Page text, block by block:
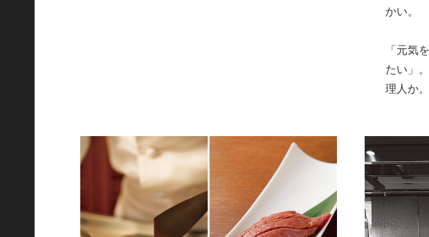
かい。
「元気
たい」
理人か。